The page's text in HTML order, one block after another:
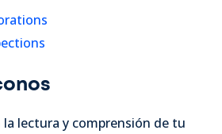
lectura y comprensión de tu